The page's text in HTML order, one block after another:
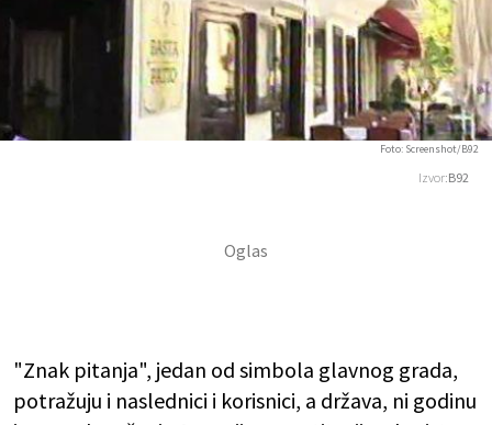
Izvor:B92
Foto: Screenshot/B92
"Znak pitanja", jedan od simbola glavnog grada,
potražuju i naslednici i korisnici, a država, ni godinu